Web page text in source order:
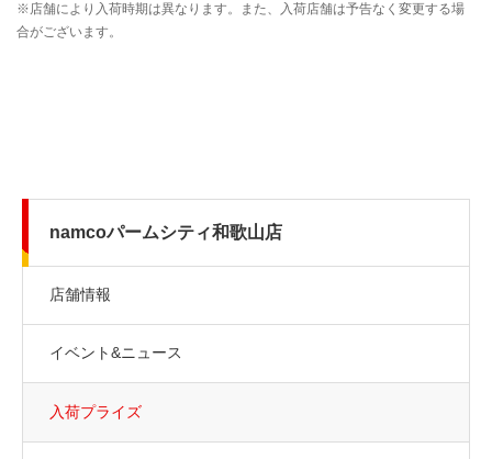
namcoパームシティ和歌山店
店舗情報
イベント&ニュース
入荷プライズ